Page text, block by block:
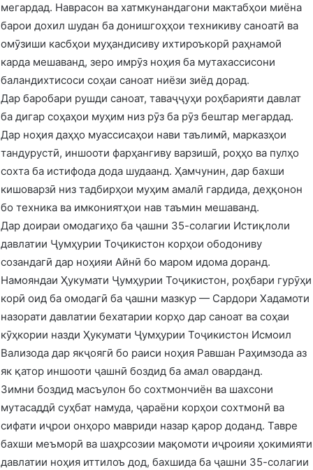
мегардад. Наврасон ва хатмкунандагони мактабҳои миёна
барои дохил шудан ба донишгоҳҳои техникиву саноатӣ ва
омӯзиши касбҳои муҳандисиву ихтироъкорӣ раҳнамоӣ
карда мешаванд, зеро имрӯз ноҳия ба мутахассисони
баландихтисоси соҳаи саноат ниёзи зиёд дорад.
Дар баробари рушди саноат, таваҷҷуҳи роҳбарияти давлат
ба дигар соҳаҳои муҳим низ рӯз ба рӯз бештар мегардад.
Дар ноҳия даҳҳо муассисаҳои нави таълимӣ, марказҳои
тандурустӣ, иншооти фарҳангиву варзишӣ, роҳҳо ва пулҳо
сохта ба истифода дода шудаанд. Ҳамчунин, дар бахши
кишоварзӣ низ тадбирҳои муҳим амалӣ гардида, деҳқонон
бо техника ва имкониятҳои нав таъмин мешаванд.
Дар доираи омодагиҳо ба ҷашни 35-солагии Истиқлоли
давлатии Ҷумҳурии Тоҷикистон корҳои ободониву
созандагӣ дар ноҳияи Айнӣ бо маром идома доранд.
Намояндаи Ҳукумати Ҷумҳурии Тоҷикистон, роҳбари гурӯҳи
корӣ оид ба омодагӣ ба ҷашни мазкур — Сардори Хадамоти
назорати давлатии бехатарии корҳо дар саноат ва соҳаи
кӯҳкории назди Ҳукумати Ҷумҳурии Тоҷикистон Исмоил
Вализода дар якҷоягӣ бо раиси ноҳия Равшан Раҳимзода аз
як қатор иншооти ҷашнӣ боздид ба амал оварданд.
Зимни боздид масъулон бо сохтмончиён ва шахсони
мутасаддӣ суҳбат намуда, ҷараёни корҳои сохтмонӣ ва
сифати иҷрои онҳоро мавриди назар қарор доданд. Тавре
бахши меъморӣ ва шаҳрсозии мақомоти иҷроияи ҳокимияти
давлатии ноҳия иттилоъ дод, бахшида ба ҷашни 35-солагии